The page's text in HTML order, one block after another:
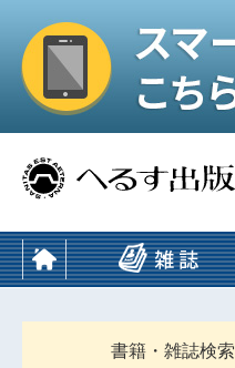
書籍・雑誌検索